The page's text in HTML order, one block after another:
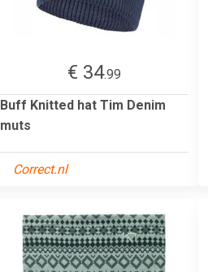
€ 34.99
Buff Knitted hat Tim Denim
muts
Correct.nl